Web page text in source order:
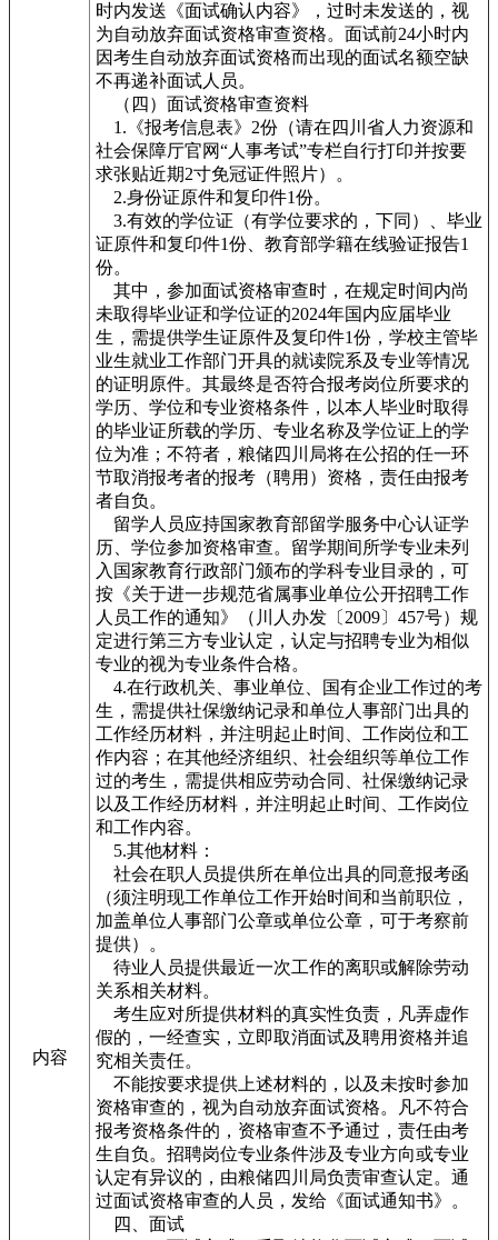
内容
时内发送《面试确认内容》，过时未发送的，视
为自动放弃面试资格审查资格。面试前24小时内
因考生自动放弃面试资格而出现的面试名额空缺
不再递补面试人员。
（四）面试资格审查资料
1.《报考信息表》2份（请在四川省人力资源和
社会保障厅官网“人事考试”专栏自行打印并按要
求张贴近期2寸免冠证件照片）。
2.身份证原件和复印件1份。
3.有效的学位证（有学位要求的，下同）、毕业
证原件和复印件1份、教育部学籍在线验证报告1
份。
其中，参加面试资格审查时，在规定时间内尚
未取得毕业证和学位证的2024年国内应届毕业
生，需提供学生证原件及复印件1份，学校主管毕
业生就业工作部门开具的就读院系及专业等情况
的证明原件。其最终是否符合报考岗位所要求的
学历、学位和专业资格条件，以本人毕业时取得
的毕业证所载的学历、专业名称及学位证上的学
位为准；不符者，粮储四川局将在公招的任一环
节取消报考者的报考（聘用）资格，责任由报考
者自负。
留学人员应持国家教育部留学服务中心认证学
历、学位参加资格审查。留学期间所学专业未列
入国家教育行政部门颁布的学科专业目录的，可
按《关于进一步规范省属事业单位公开招聘工作
人员工作的通知》（川人办发〔2009〕457号）规
定进行第三方专业认定，认定与招聘专业为相似
专业的视为专业条件合格。
4.在行政机关、事业单位、国有企业工作过的考
生，需提供社保缴纳记录和单位人事部门出具的
工作经历材料，并注明起止时间、工作岗位和工
作内容；在其他经济组织、社会组织等单位工作
过的考生，需提供相应劳动合同、社保缴纳记录
以及工作经历材料，并注明起止时间、工作岗位
和工作内容。
5.其他材料：
社会在职人员提供所在单位出具的同意报考函
（须注明现工作单位工作开始时间和当前职位，
加盖单位人事部门公章或单位公章，可于考察前
提供）。
待业人员提供最近一次工作的离职或解除劳动
关系相关材料。
考生应对所提供材料的真实性负责，凡弄虚作
假的，一经查实，立即取消面试及聘用资格并追
究相关责任。
不能按要求提供上述材料的，以及未按时参加
资格审查的，视为自动放弃面试资格。凡不符合
报考资格条件的，资格审查不予通过，责任由考
生自负。招聘岗位专业条件涉及专业方向或专业
认定有异议的，由粮储四川局负责审查认定。通
过面试资格审查的人员，发给《面试通知书》。
四、面试